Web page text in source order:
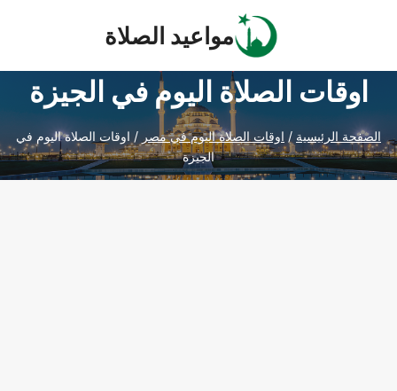
مواعيد الصلاة
اوقات الصلاة اليوم في الجيزة
الصفحة الرئيسية / اوقات الصلاة اليوم في مصر / اوقات الصلاة اليوم في
الجيزة